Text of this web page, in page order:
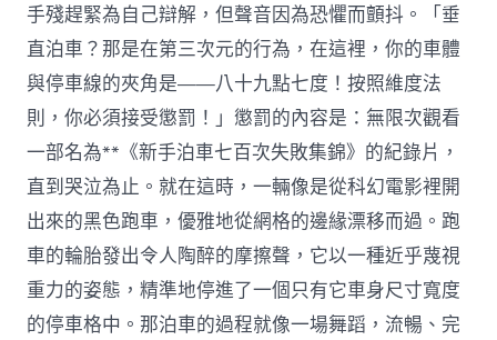
手殘趕緊為自己辯解，但聲音因為恐懼而顫抖。「垂
直泊車？那是在第三次元的行為，在這裡，你的車體
與停車線的夾角是——八十九點七度！按照維度法
則，你必須接受懲罰！」懲罰的內容是：無限次觀看
一部名為**《新手泊車七百次失敗集錦》的紀錄片，
直到哭泣為止。就在這時，一輛像是從科幻電影裡開
出來的黑色跑車，優雅地從網格的邊緣漂移而過。跑
車的輪胎發出令人陶醉的摩擦聲，它以一種近乎蔑視
重力的姿態，精準地停進了一個只有它車身尺寸寬度
的停車格中。那泊車的過程就像一場舞蹈，流暢、完